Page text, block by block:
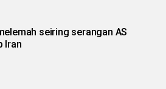
seiring serangan AS
Iran